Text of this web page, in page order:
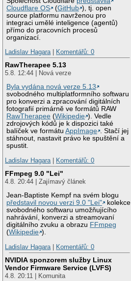
Cloudflare OS
(GitHub ), tj. open
source platformu navrženou pro
integraci umělé inteligence (agentů)
přímo do pracovních procesů
organizací.
Ladislav Hagara| Komentářů: 0
RawTherapee 5.13
5.8. 12:44 | Nová verze
Byla vydána nová verze 5.13
svobodného multiplatformního softwaru
pro konverzi a zpracování digitálních
fotografií primárně ve formátů RAW
RawTherapee (Wikipedie ). Vedle
zdrojových kódů je k dispozici také
balíček ve formátuAppImage . Stačí jej
stáhnout, nastavit právo ke spuštění a
spustit.
Ladislav Hagara| Komentářů: 0
FFmpeg 9.0 "Lei"
4.8. 20:44 | Zajímavý článek
Jean-Baptiste Kempf na svém blogu
představil novou verzi 9.0 "Lei"
kolekce
svobodného softwaru umožňujícího
nahrávání, konverzi a streamovaní
digitálního zvuku a obrazu FFmpeg
(Wikipedie ).
Ladislav Hagara| Komentářů: 0
NVIDIA sponzorem služby Linux
Vendor Firmware Service (LVFS)
4.8. 20:11 | Komunita